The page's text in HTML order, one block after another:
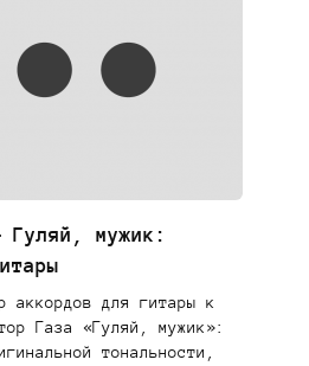
Гуляй, мужик:
аккордов для гитары к
Газа «Гуляй, мужик»:
тональности,